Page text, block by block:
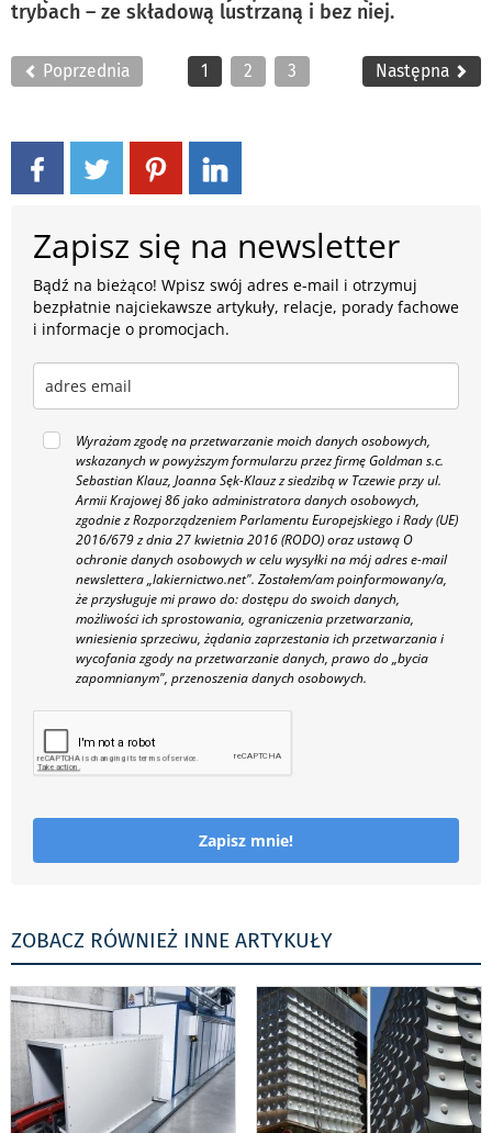
trybach – ze składową lustrzaną i bez niej.
Poprzednia 1 2 3 Następna
Zapisz się na newsletter
Bądź na bieżąco! Wpisz swój adres e-mail i otrzymuj
bezpłatnie najciekawsze artykuły, relacje, porady fachowe
i informacje o promocjach.
Wyrażam zgodę na przetwarzanie moich danych osobowych,
wskazanych w powyższym formularzu przez firmę Goldman s.c.
Sebastian Klauz, Joanna Sęk-Klauz z siedzibą w Tczewie przy ul.
Armii Krajowej 86 jako administratora danych osobowych,
zgodnie z Rozporządzeniem Parlamentu Europejskiego i Rady (UE)
2016/679 z dnia 27 kwietnia 2016 (RODO) oraz ustawą O
ochronie danych osobowych w celu wysyłki na mój adres e-mail
newslettera „lakiernictwo.net". Zostałem/am poinformowany/a,
że przysługuje mi prawo do: dostępu do swoich danych,
możliwości ich sprostowania, ograniczenia przetwarzania,
wniesienia sprzeciwu, żądania zaprzestania ich przetwarzania i
wycofania zgody na przetwarzanie danych, prawo do „bycia
zapomnianym", przenoszenia danych osobowych.
Zapisz mnie!
ZOBACZ RÓWNIEŻ INNE ARTYKUŁY